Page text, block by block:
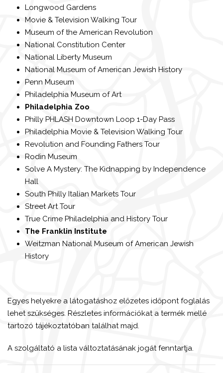
Longwood Gardens
Movie & Television Walking Tour
Museum of the American Revolution
National Constitution Center
National Liberty Museum
National Museum of American Jewish History
Penn Museum
Philadelphia Museum of Art
Philadelphia Zoo
Philly PHLASH Downtown Loop 1-Day Pass
Philadelphia Movie & Television Walking Tour
Revolution and Founding Fathers Tour
Rodin Museum
Solve A Mystery: The Kidnapping by Independence
Hall
South Philly Italian Markets Tour
Street Art Tour
True Crime Philadelphia and History Tour
The Franklin Institute
Weitzman National Museum of American Jewish
History
Egyes helyekre a látogatáshoz előzetes időpont foglalás
lehet szükséges. Részletes információkat a termék mellé
tartozó tájékoztatóban találhat majd.
A szolgáltató a lista változtatásának jogát fenntartja.